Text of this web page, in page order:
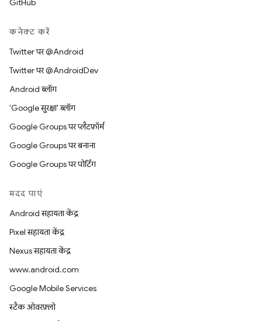
GitHub
कनेक्ट करें
Twitter पर @Android
Twitter पर @AndroidDev
Android ब्लॉग
'Google सुरक्षा' ब्लॉग
Google Groups पर प्लैटफ़ॉर्म
Google Groups पर बनाना
Google Groups पर पोर्टिंग
मदद पाएं
Android सहायता केंद्र
Pixel सहायता केंद्र
Nexus सहायता केंद्र
www.android.com
Google Mobile Services
स्टैक ओवरफ़्लो